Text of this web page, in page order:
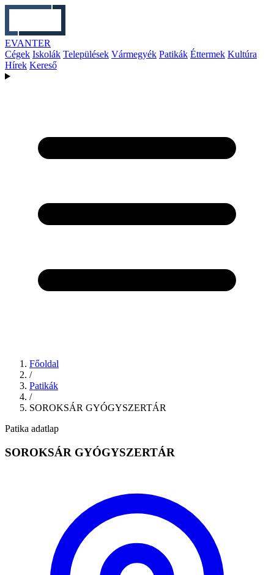
EVANTER
Cégek Iskolák Települések Vármegyék Patikák Éttermek Kultúra
Hírek Kereső
Főoldal
/
Patikák
/
SOROKSÁR GYÓGYSZERTÁR
Patika adatlap
SOROKSÁR GYÓGYSZERTÁR